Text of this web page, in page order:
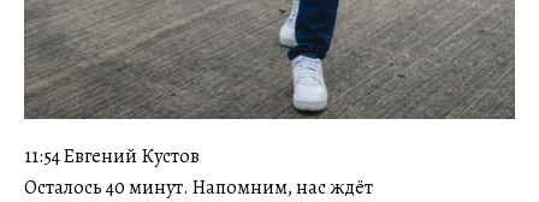
11:54 Евгений Кустов
Осталось 40 минут. Напомним, нас ждёт